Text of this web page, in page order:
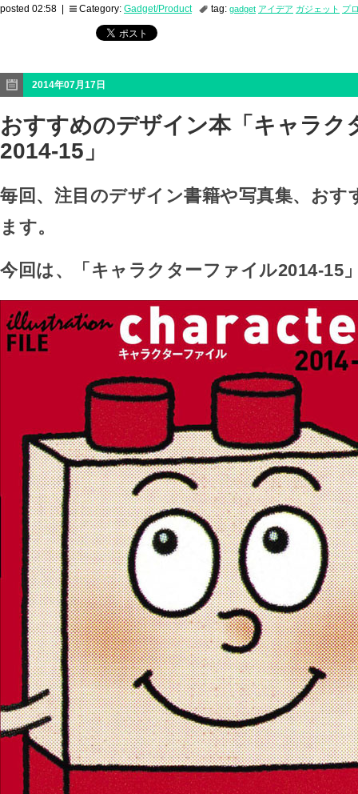
posted 02:58 | Category: Gadget/Product tag: gadget アイデア ガジェット プ
2014年07月17日
おすすめのデザイン本「キャラク
2014-15」
毎回、注目のデザイン書籍や写真集、おす
ます。
今回は、「キャラクターファイル2014-15